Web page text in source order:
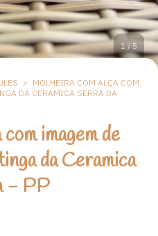
1/5
> MOLHEIRA COM ALÇA COM
DA CERAMICA SERRA DA
imagem de
da Ceramica
- PP